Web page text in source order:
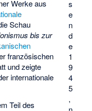
s
e
n
d
e
1
9
4
5
,
Werke aus
Schau
bis zur
französischen
und zeigte
internationale
Teil des